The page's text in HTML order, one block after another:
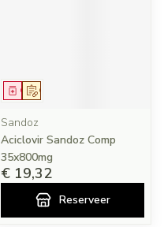
Op voorschrift
Geneesmiddel
Sandoz
Aciclovir Sandoz Comp
35x800mg
€ 19,32
Reserveer